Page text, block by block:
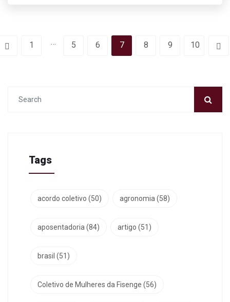
1 … 5 6 7 8 9 10
Tags
acordo coletivo (50) agronomia (58)
aposentadoria (84) artigo (51)
brasil (51)
Coletivo de Mulheres da Fisenge (56)